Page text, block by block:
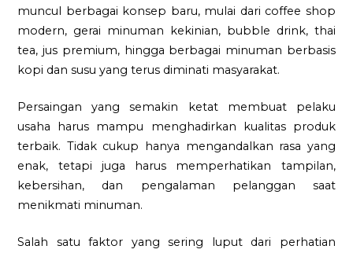
muncul berbagai konsep baru, mulai dari coffee shop
modern, gerai minuman kekinian, bubble drink, thai
tea, jus premium, hingga berbagai minuman berbasis
kopi dan susu yang terus diminati masyarakat.
Persaingan yang semakin ketat membuat pelaku
usaha harus mampu menghadirkan kualitas produk
terbaik. Tidak cukup hanya mengandalkan rasa yang
enak, tetapi juga harus memperhatikan tampilan,
kebersihan, dan pengalaman pelanggan saat
menikmati minuman.
Salah satu faktor yang sering luput dari perhatian